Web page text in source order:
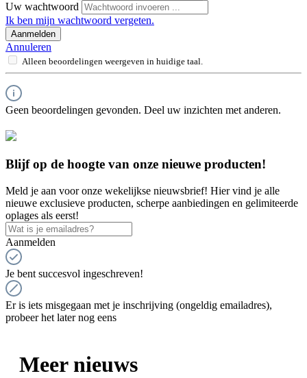
Uw wachtwoord
Ik ben mijn wachtwoord vergeten.
Aanmelden
Annuleren
Alleen beoordelingen weergeven in huidige taal.
Geen beoordelingen gevonden. Deel uw inzichten met anderen.
Blijf op de hoogte van onze nieuwe producten!
Meld je aan voor onze wekelijkse nieuwsbrief! Hier vind je alle
nieuwe exclusieve producten, scherpe aanbiedingen en gelimiteerde
oplages als eerst!
Aanmelden
Je bent succesvol ingeschreven!
Er is iets misgegaan met je inschrijving (ongeldig emailadres),
probeer het later nog eens
Meer nieuws